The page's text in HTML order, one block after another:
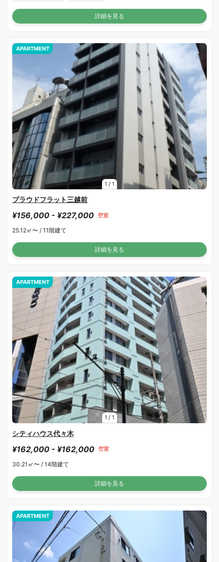
詳細を見る
1 / 1
APARTMENT
プラウドフラット三越前
¥156,000 - ¥227,000 空室
25.12㎡〜 / 11階建て
詳細を見る
1 / 1
APARTMENT
シティハウス代々木
¥162,000 - ¥162,000 空室
30.21㎡〜 / 14階建て
詳細を見る
APARTMENT